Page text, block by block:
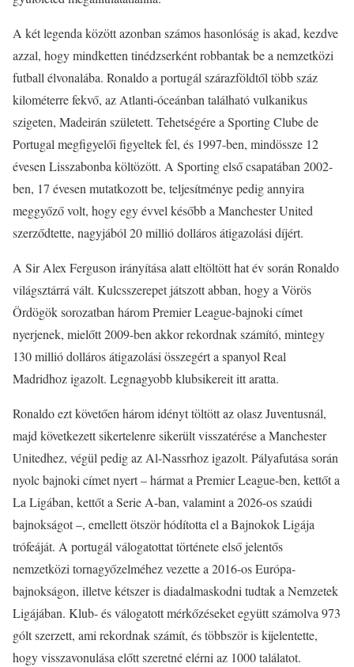
A két legenda között azonban számos hasonlóság is akad, kezdve
azzal, hogy mindketten tinédzserként robbantak be a nemzetközi
futball élvonalába. Ronaldo a portugál szárazföldtől több száz
kilométerre fekvő, az Atlanti-óceánban található vulkanikus
szigeten, Madeirán született. Tehetségére a Sporting Clube de
Portugal megfigyelői figyeltek fel, és 1997-ben, mindössze 12
évesen Lisszabonba költözött. A Sporting első csapatában 2002-
ben, 17 évesen mutatkozott be, teljesítménye pedig annyira
meggyőző volt, hogy egy évvel később a Manchester United
szerződtette, nagyjából 20 millió dolláros átigazolási díjért.
A Sir Alex Ferguson irányítása alatt eltöltött hat év során Ronaldo
világsztárrá vált. Kulcsszerepet játszott abban, hogy a Vörös
Ördögök sorozatban három Premier League-bajnoki címet
nyerjenek, mielőtt 2009-ben akkor rekordnak számító, mintegy
130 millió dolláros átigazolási összegért a spanyol Real
Madridhoz igazolt. Legnagyobb klubsikereit itt aratta.
Ronaldo ezt követően három idényt töltött az olasz Juventusnál,
majd következett sikertelenre sikerült visszatérése a Manchester
Unitedhez, végül pedig az Al-Nassrhoz igazolt. Pályafutása során
nyolc bajnoki címet nyert – hármat a Premier League-ben, kettőt a
La Ligában, kettőt a Serie A-ban, valamint a 2026-os szaúdi
bajnokságot –, emellett ötször hódította el a Bajnokok Ligája
trófeáját. A portugál válogatottat története első jelentős
nemzetközi tornagyőzelméhez vezette a 2016-os Európa-
bajnokságon, illetve kétszer is diadalmaskodni tudtak a Nemzetek
Ligájában. Klub- és válogatott mérkőzéseket együtt számolva 973
gólt szerzett, ami rekordnak számít, és többször is kijelentette,
hogy visszavonulása előtt szeretné elérni az 1000 találatot.